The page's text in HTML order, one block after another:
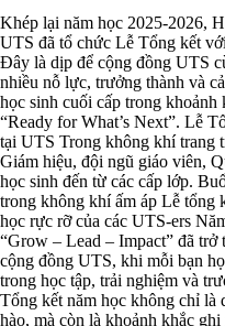
Khép lại năm học 2025-2026,
UTS đã tổ chức Lễ Tổng kết
Đây là dịp để cộng đồng UTS
nhiều nỗ lực, trưởng thành và
học sinh cuối cấp trong khoảnh
“Ready for What’s Next”. Lễ
tại UTS Trong không khí trang
Giám hiệu, đội ngũ giáo viên,
học sinh đến từ các cấp lớp.
trong không khí ấm áp Lễ tổng
học rực rỡ của các UTS-ers
“Grow – Lead – Impact” đã
cộng đồng UTS, khi mỗi bạn
trong học tập, trải nghiệm và
Tổng kết năm học không chỉ
hào, mà còn là khoảnh khắc